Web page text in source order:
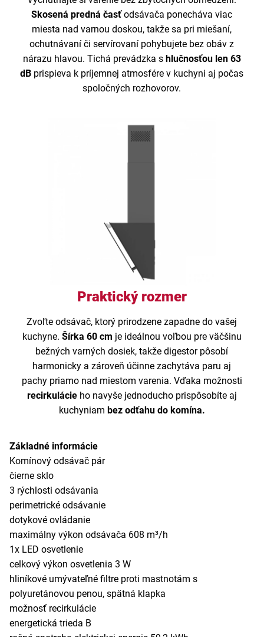
Skosená predná časťodsávača ponecháva viac
miesta nad varnou doskou, takže sa pri miešaní,
ochutnávaní či servírovaní pohybujete bez obáv z
nárazu hlavou. Tichá prevádzka s hlučnosťou len 63
dB prispieva k príjemnej atmosfére v kuchyni aj počas
spoločných rozhovorov.
Praktický rozmer
Zvoľte odsávač, ktorý prirodzene zapadne do vašej
kuchyne. Šírka 60 cm je ideálnou voľbou pre väčšinu
bežných varných dosiek, takže digestor pôsobí
harmonicky a zároveň účinne zachytáva paru aj
pachy priamo nad miestom varenia. Vďaka možnosti
recirkulácie ho navyše jednoducho prispôsobíte aj
kuchyniam bez odťahu do komína.
Základné informácie
Komínový odsávač pár
čierne sklo
3 rýchlosti odsávania
perimetrické odsávanie
dotykové ovládanie
maximálny výkon odsávača 608 m³/h
1x LED osvetlenie
celkový výkon osvetlenia 3 W
hliníkové umývateľné filtre proti mastnotám s
polyuretánovou penou, spätná klapka
možnosť recirkulácie
energetická trieda B